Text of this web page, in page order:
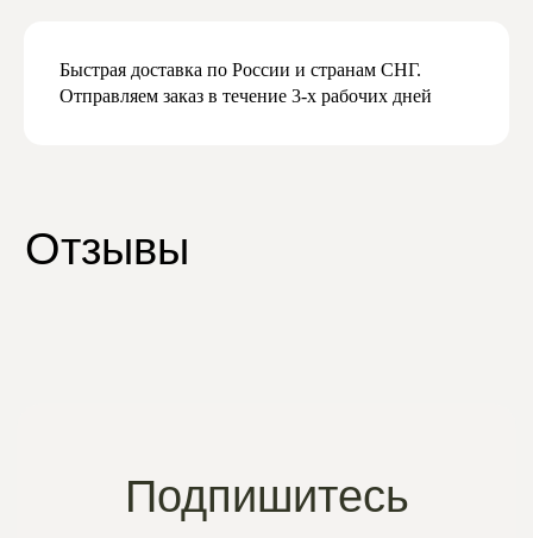
Быстрая доставка по России и странам СНГ.
Отправляем заказ в течение 3-х рабочих дней